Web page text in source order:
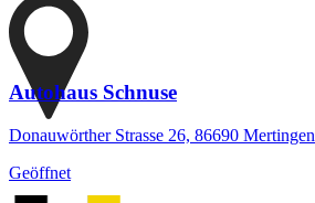
Autohaus Schnuse
Donauwörther Strasse 26, 86690 Mertingen
Geöffnet